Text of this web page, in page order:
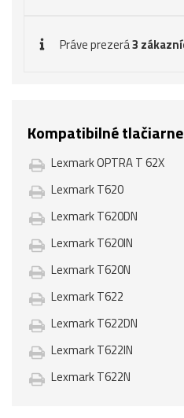
Práve prezerá3
Kompatibilné tlačiarne
Lexmark OPTRA T 62X
Lexmark T620
Lexmark T620DN
Lexmark T620IN
Lexmark T620N
Lexmark T622
Lexmark T622DN
Lexmark T622IN
Lexmark T622N